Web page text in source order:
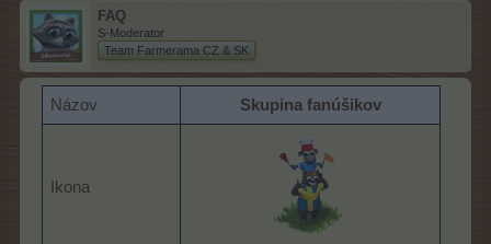
FAQ
S-Moderator
Team Farmerama CZ & SK
Názov Skupina fanúšikov
Ikona